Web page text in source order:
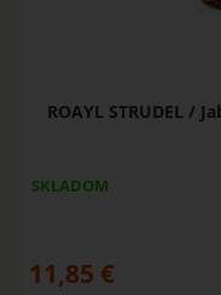
ROAYL STRUDEL /
SKLADOM
11,85 €